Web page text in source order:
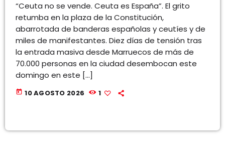
“Ceuta no se vende. Ceuta es España”. El grito
retumba en la plaza de la Constitución,
abarrotada de banderas españolas y ceutíes y de
miles de manifestantes. Diez días de tensión tras
la entrada masiva desde Marruecos de más de
70.000 personas en la ciudad desembocan este
domingo en este […]
today 10 AGOSTO 2026 1